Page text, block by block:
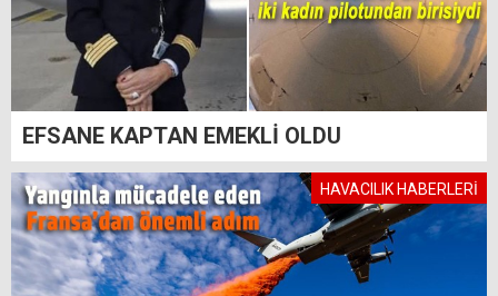
EFSANE KAPTAN EMEKLİ OLDU
HAVACILIK HABERLERİ